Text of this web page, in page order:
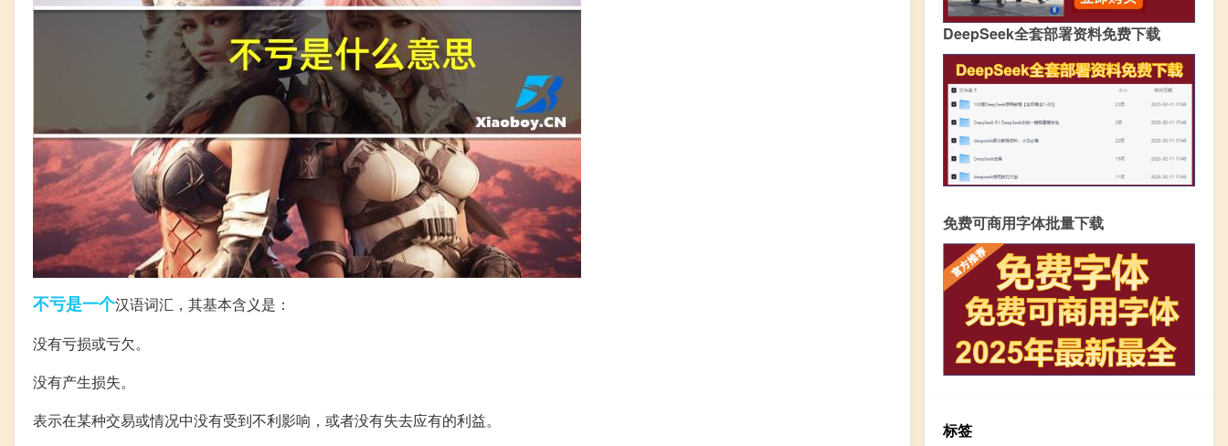
不亏是一个汉语词汇，其基本含义是：
没有亏损或亏欠。
没有产生损失。
表示在某种交易或情况中没有受到不利影响，或者没有失去应有的利益。
DeepSeek全套部署资料免费下载
免费可商用字体批量下载
标签